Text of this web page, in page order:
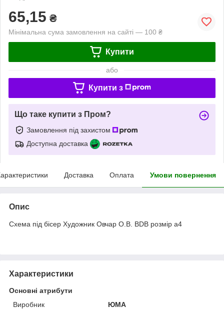
65,15 ₴
Мінімальна сума замовлення на сайті — 100 ₴
Купити
або
Купити з
Що таке купити з Пром?
Замовлення під захистом
Доступна доставка
Доставка Оплата Умови повернення
Опис
Схема під бісер Художник Овчар О.В. BDB розмір а4
Характеристики
Основні атрибути
Виробник
ЮМА